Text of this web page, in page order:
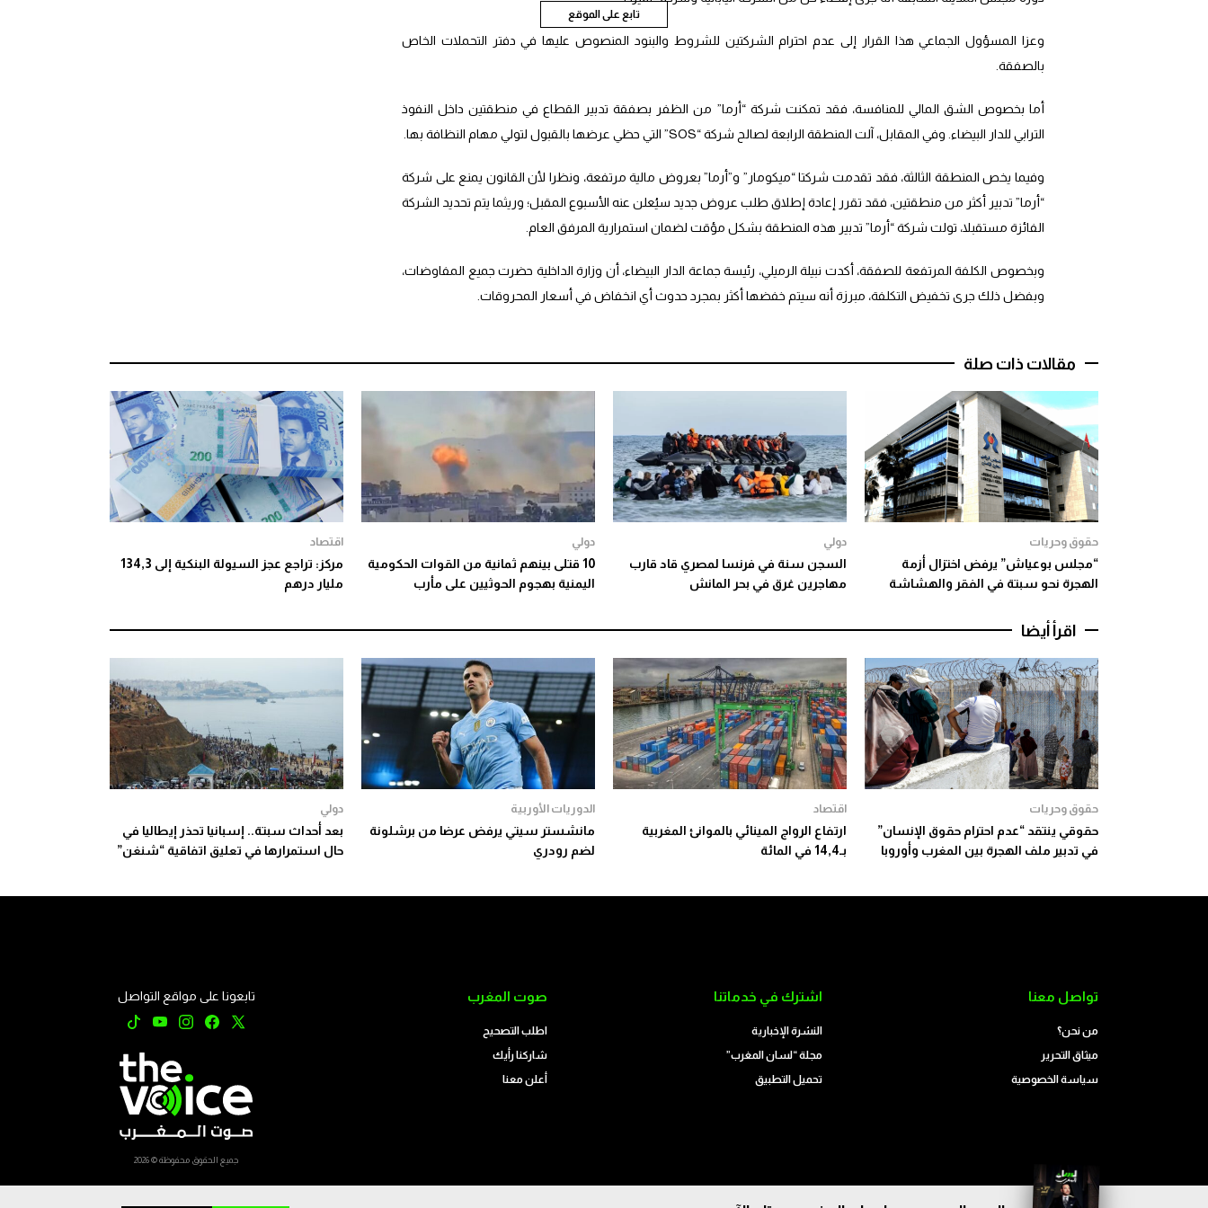
تابع على الموقع
وعزا المسؤول الجماعي هذا القرار إلى عدم احترام الشركتين للشروط والبنود المنصوص عليها في دفتر التحملات الخاص
بالصفقة.
أما بخصوص الشق المالي للمنافسة، فقد تمكنت شركة “أرما” من الظفر بصفقة تدبير القطاع في منطقتين داخل النفوذ
الترابي للدار البيضاء. وفي المقابل، آلت المنطقة الرابعة لصالح شركة “SOS” التي حظي عرضها بالقبول لتولي مهام النظافة بها.
وفيما يخص المنطقة الثالثة، فقد تقدمت شركتا “ميكومار” و”أرما” بعروض مالية مرتفعة، ونظرا لأن القانون يمنع على شركة
“أرما” تدبير أكثر من منطقتين، فقد تقرر إعادة إطلاق طلب عروض جديد سيُعلن عنه الأسبوع المقبل؛ وريثما يتم تحديد الشركة
الفائزة مستقبلا، تولت شركة “أرما” تدبير هذه المنطقة بشكل مؤقت لضمان استمرارية المرفق العام.
وبخصوص الكلفة المرتفعة للصفقة، أكدت نبيلة الرميلي، رئيسة جماعة الدار البيضاء، أن وزارة الداخلية حضرت جميع المفاوضات،
وبفضل ذلك جرى تخفيض التكلفة، مبرزة أنه سيتم خفضها أكثر بمجرد حدوث أي انخفاض في أسعار المحروقات.
مقالات ذات صلة
حقوق وحريات
“مجلس بوعياش” يرفض اختزال أزمة
الهجرة نحو سبتة في الفقر والهشاشة
دولي
السجن سنة في فرنسا لمصري قاد قارب
مهاجرين غرق في بحر المانش
دولي
10 قتلى بينهم ثمانية من القوات الحكومية
اليمنية بهجوم الحوثيين على مأرب
اقتصاد
مركز: تراجع عجز السيولة البنكية إلى 134,3
مليار درهم
اقرأ أيضا
حقوق وحريات
حقوقي ينتقد “عدم احترام حقوق الإنسان”
في تدبير ملف الهجرة بين المغرب وأوروبا
اقتصاد
ارتفاع الرواج المينائي بالموانئ المغربية
بـ14,4 في المائة
الدوريات الأوربية
مانشستر سيتي يرفض عرضا من برشلونة
لضم رودري
دولي
بعد أحداث سبتة.. إسبانيا تحذر إيطاليا في
حال استمرارها في تعليق اتفاقية “شنغن”
تواصل معنا
من نحن؟
ميثاق التحرير
سياسة الخصوصية
اشترك في خدماتنا
النشرة الإخبارية
مجلة “لسان المغرب”
تحميل التطبيق
صوت المغرب
اطلب التصحيح
شاركنا رأيك
أعلن معنا
تابعونا على مواقع التواصل
جميع الحقوق محفوظة © 2026